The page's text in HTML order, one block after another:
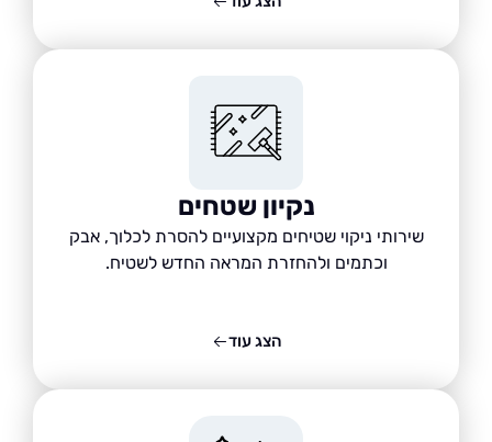
נקיון שטחים
שירותי ניקוי שטיחים מקצועיים להסרת לכלוך, אבק
וכתמים ולהחזרת המראה החדש לשטיח.